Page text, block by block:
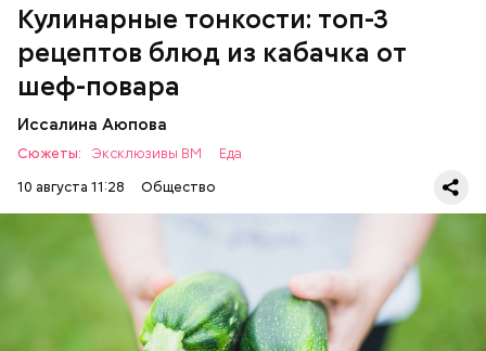
Кулинарные тонкости: топ-3
рецептов блюд из кабачка от
шеф-повара
Иссалина Аюпова
Сюжеты: Эксклюзивы ВМ
Еда
10 августа 11:28
Общество
Что понадобится:
РЕЦЕПТЫ
Ингредиенты